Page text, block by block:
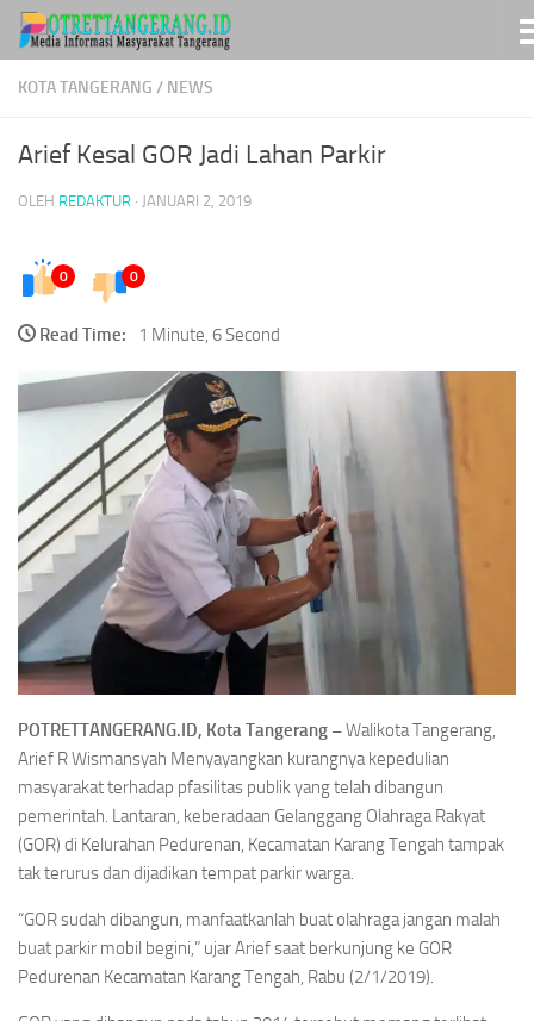
Skip to content
KOTA TANGERANG / NEWS
Arief Kesal GOR Jadi Lahan Parkir
OLEH REDAKTUR · JANUARI 2, 2019
0 0
Read Time: 1 Minute, 6 Second
POTRETTANGERANG.ID, Kota Tangerang –Walikota Tangerang,
Arief R Wismansyah Menyayangkan kurangnya kepedulian
masyarakat terhadap pfasilitas publik yang telah dibangun
pemerintah. Lantaran, keberadaan Gelanggang Olahraga Rakyat
(GOR) di Kelurahan Pedurenan, Kecamatan Karang Tengah tampak
tak terurus dan dijadikan tempat parkir warga.
“GOR sudah dibangun, manfaatkanlah buat olahraga jangan malah
buat parkir mobil begini,” ujar Arief saat berkunjung ke GOR
Pedurenan Kecamatan Karang Tengah, Rabu (2/1/2019).